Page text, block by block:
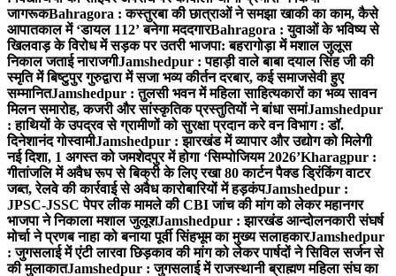
जागरूकBahragora : कस्तुरबा की छात्राओं ने समझा खाकी का काम, कैसे
आपातकाल में ‘डायल 112’ बनेगा मददगारBahragora : युवाओं के भविष्य से
खिलवाड़ के विरोध में सड़क पर उतरी भाजपा: बहरागोड़ा में मशाल जुलूस
निकाल जताई नाराजगीJamshedpur : पहाड़ी वाले बाबा दयाल सिंह जी की
स्मृति में बिष्टुपुर गुरुद्वारा में सजा भव्य कीर्तन दरबार, कई समाजसेवी हुए
सम्मानितJamshedpur : तुलसी भवन में महिला साहित्यकारों का भव्य सावन
मिलन समारोह, कजरी और सांस्कृतिक प्रस्तुतियों ने बांधा समांJamshedpur
: हाथियों के उपद्रव से ग्रामीणों को सुरक्षा प्रदान करे वन विभाग : डॉ.
दिनेशानंद गोस्वामीJamshedpur : झारखंड में व्यापार और उद्योग को मिलेगी
नई दिशा, 1 अगस्त को जमशेदपुर में होगा ‘सिम्पोजियम 2026’Kharagpur :
गीतांजलि में अवैध रूप से बिक्री के लिए रखा 80 कार्टन पैक्ड ड्रिंकिंग वाटर
जब्त, रेलवे की कार्रवाई से अवैध कारोबारियों में हड़कंपJamshedpur :
JPSC-JSSC पेपर लीक मामले की CBI जांच की मांग को लेकर महानगर
भाजपा ने निकाला मशाल जुलूशJamshedpur : झारखंड आन्दोलनकारी संघर्ष
मोर्चा ने प्रणब नाहा को बनाया पूर्वी सिंहभूम का मुख्य सलाहकारJamshedpur
: जुगसलाई में एंटी लारवा छिड़काव की मांग को लेकर पार्षदों ने सिविल सर्जन से
की मुलाकातJamshedpur : जुगसलाई में राजस्थानी ब्राह्मण महिला संघ का